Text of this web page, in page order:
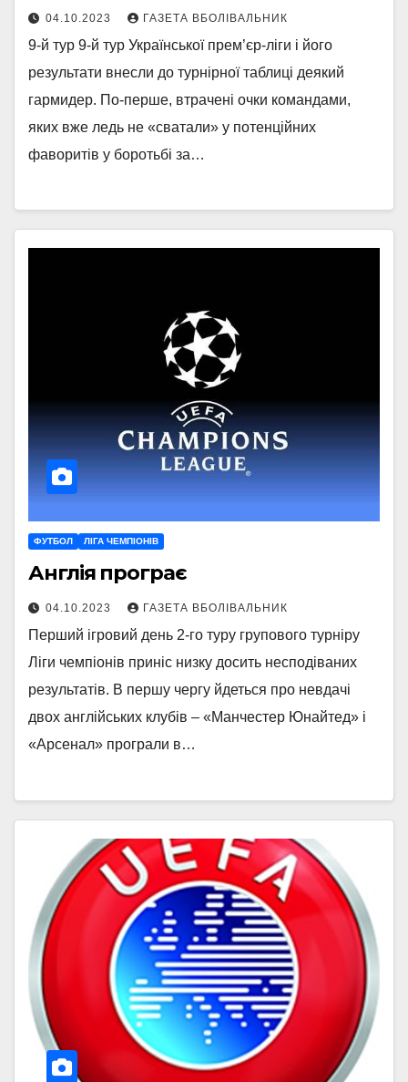
04.10.2023 ГАЗЕТА ВБОЛІВАЛЬНИК
9-й тур 9-й тур Української прем’єр-ліги і його
результати внесли до турнірної таблиці деякий
гармидер. По-перше, втрачені очки командами,
яких вже ледь не «сватали» у потенційних
фаворитів у боротьбі за…
ФУТБОЛ ЛІГА ЧЕМПІОНІВ
Англія програє
04.10.2023 ГАЗЕТА ВБОЛІВАЛЬНИК
Перший ігровий день 2-го туру групового турніру
Ліги чемпіонів приніс низку досить несподіваних
результатів. В першу чергу йдеться про невдачі
двох англійських клубів – «Манчестер Юнайтед» і
«Арсенал» програли в…